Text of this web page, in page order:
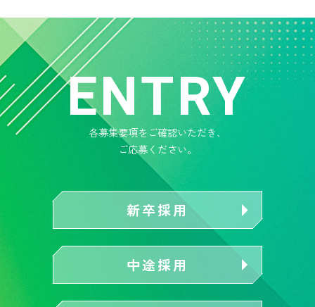
ENTRY
各募集要項をご確認いただき、
ご応募ください。
新卒採用
中途採用